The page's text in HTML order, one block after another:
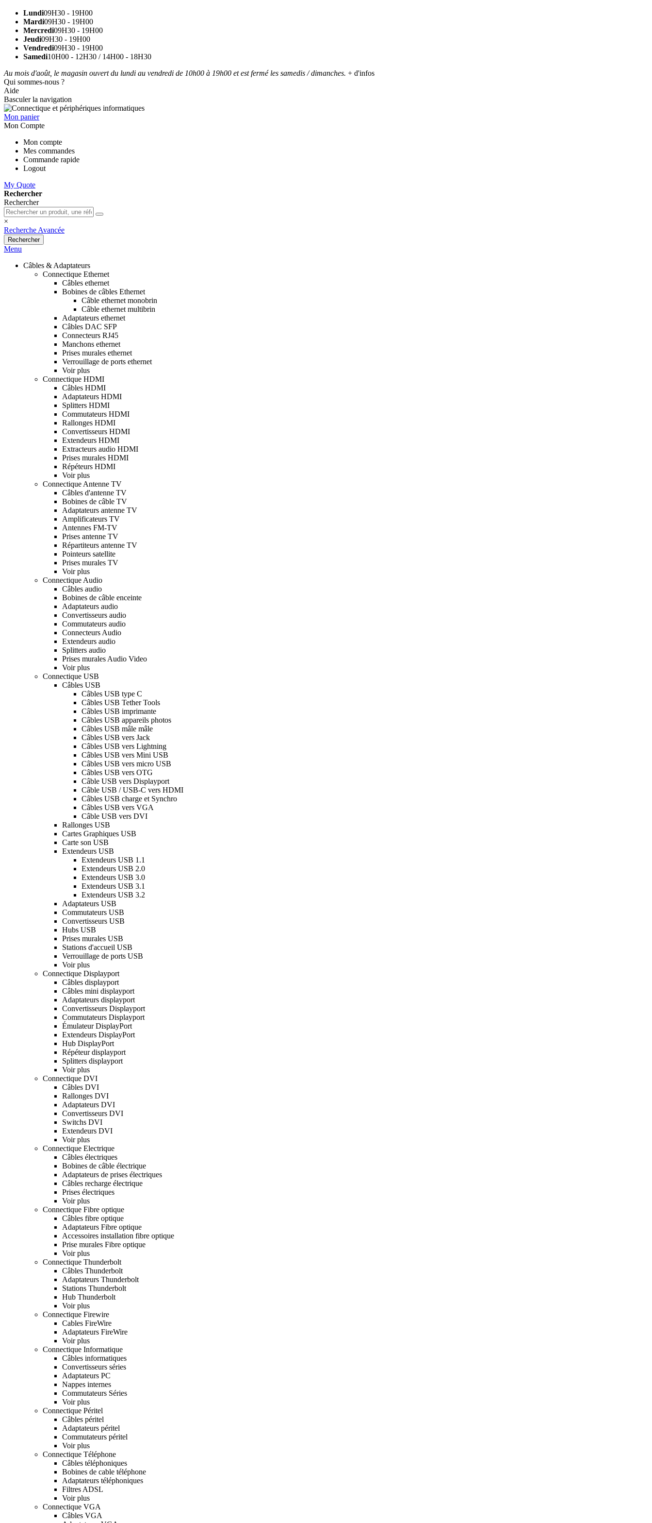
Lundi09H30 - 19H00
Mardi09H30 - 19H00
Mercredi09H30 - 19H00
Jeudi09H30 - 19H00
Vendredi09H30 - 19H00
Samedi10H00 - 12H30 / 14H00 - 18H30
Au mois d'août, le magasin ouvert du lundi au vendredi de 10h00 à 19h00 et est fermé les samedis / dimanches. + d'infos
Qui sommes-nous ?
Aide
Basculer la navigation
Mon panier
Mon Compte
Mon compte
Mes commandes
Commande rapide
Logout
My Quote
Rechercher
Rechercher
×
Recherche Avancée
Rechercher
Menu
Câbles & Adaptateurs
Connectique Ethernet
Câbles ethernet
Bobines de câbles Ethernet
Câble ethernet monobrin
Câble ethernet multibrin
Adaptateurs ethernet
Câbles DAC SFP
Connecteurs RJ45
Manchons ethernet
Prises murales ethernet
Verrouillage de ports ethernet
Voir plus
Connectique HDMI
Câbles HDMI
Adaptateurs HDMI
Splitters HDMI
Commutateurs HDMI
Rallonges HDMI
Convertisseurs HDMI
Extendeurs HDMI
Extracteurs audio HDMI
Prises murales HDMI
Répéteurs HDMI
Voir plus
Connectique Antenne TV
Câbles d'antenne TV
Bobines de câble TV
Adaptateurs antenne TV
Amplificateurs TV
Antennes FM-TV
Prises antenne TV
Répartiteurs antenne TV
Pointeurs satellite
Prises murales TV
Voir plus
Connectique Audio
Câbles audio
Bobines de câble enceinte
Adaptateurs audio
Convertisseurs audio
Commutateurs audio
Connecteurs Audio
Extendeurs audio
Splitters audio
Prises murales Audio Video
Voir plus
Connectique USB
Câbles USB
Câbles USB type C
Câbles USB Tether Tools
Câbles USB imprimante
Câbles USB appareils photos
Câbles USB mâle mâle
Câbles USB vers Jack
Câbles USB vers Lightning
Câbles USB vers Mini USB
Câbles USB vers micro USB
Câbles USB vers OTG
Câble USB vers Displayport
Câble USB / USB-C vers HDMI
Câbles USB charge et Synchro
Câbles USB vers VGA
Câble USB vers DVI
Rallonges USB
Cartes Graphiques USB
Carte son USB
Extendeurs USB
Extendeurs USB 1.1
Extendeurs USB 2.0
Extendeurs USB 3.0
Extendeurs USB 3.1
Extendeurs USB 3.2
Adaptateurs USB
Commutateurs USB
Convertisseurs USB
Hubs USB
Prises murales USB
Stations d'accueil USB
Verrouillage de ports USB
Voir plus
Connectique Displayport
Câbles displayport
Câbles mini displayport
Adaptateurs displayport
Convertisseurs Displayport
Commutateurs Displayport
Émulateur DisplayPort
Extendeurs DisplayPort
Hub DisplayPort
Répéteur displayport
Splitters displayport
Voir plus
Connectique DVI
Câbles DVI
Rallonges DVI
Adaptateurs DVI
Convertisseurs DVI
Switchs DVI
Extendeurs DVI
Voir plus
Connectique Electrique
Câbles électriques
Bobines de câble électrique
Adaptateurs de prises électriques
Câbles recharge électrique
Prises électriques
Voir plus
Connectique Fibre optique
Câbles fibre optique
Adaptateurs Fibre optique
Accessoires installation fibre optique
Prise murales Fibre optique
Voir plus
Connectique Thunderbolt
Câbles Thunderbolt
Adaptateurs Thunderbolt
Stations Thunderbolt
Hub Thunderbolt
Voir plus
Connectique Firewire
Cables FireWire
Adaptateurs FireWire
Voir plus
Connectique Informatique
Câbles informatiques
Convertisseurs séries
Adaptateurs PC
Nappes internes
Commutateurs Séries
Voir plus
Connectique Péritel
Câbles péritel
Adaptateurs péritel
Commutateurs péritel
Voir plus
Connectique Téléphone
Câbles téléphoniques
Bobines de cable téléphone
Adaptateurs téléphoniques
Filtres ADSL
Voir plus
Connectique VGA
Câbles VGA